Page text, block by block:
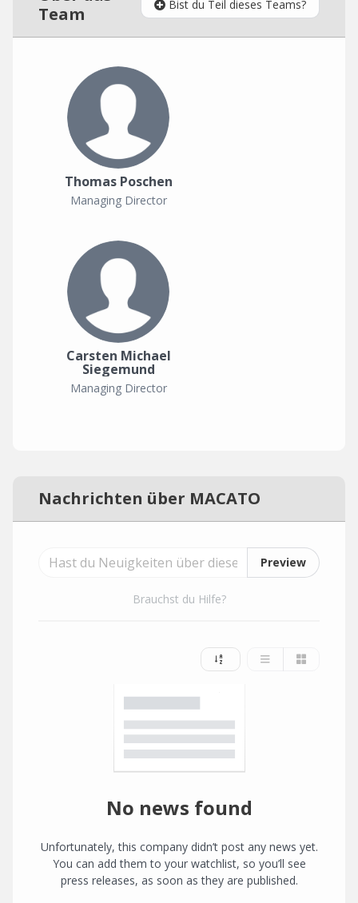
Team
Bist du Teil dieses Teams?
Thomas Poschen
Managing Director
Carsten Michael
Siegemund
Managing Director
Nachrichten über MACATO
Preview
Brauchst du Hilfe?
No news found
Unfortunately, this company didn’t post any news yet.
You can add them to your watchlist, so you’ll see
press releases, as soon as they are published.